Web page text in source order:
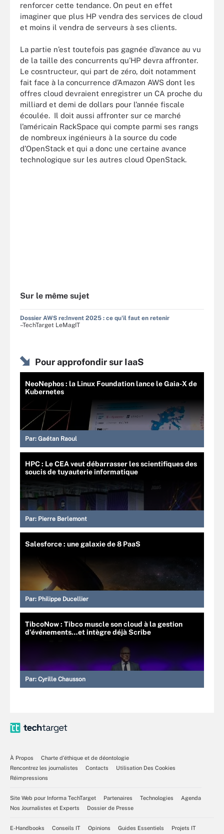
renforcer cette tendance. On peut en effet
imaginer que plus HP vendra des services de cloud
et moins il vendra de serveurs à ses clients.
La partie n’est toutefois pas gagnée d’avance au vu
de la taille des concurrents qu’HP devra affronter.
Le cosntructeur, qui part de zéro, doit notamment
fait face à la concurrence d’Amazon AWS dont les
offres cloud devraient enregistrer un CA proche du
milliard et demi de dollars pour l’année fiscale
écoulée. Il doit aussi affronter sur ce marché
l’américain RackSpace qui compte parmi ses rangs
de nombreux ingénieurs à la source du code
d’OpenStack et qui a donc une certaine avance
technologique sur les autres cloud OpenStack.
Sur le même sujet
Dossier AWS re:Invent 2025 : ce qu'il faut en retenir
–TechTarget LeMagIT
Pour approfondir sur IaaS
NeoNephos : la Linux Foundation lance le Gaia-X de
Kubernetes
Par: Gaétan Raoul
HPC : Le CEA veut débarrasser les scientifiques des
soucis de tuyauterie informatique
Par: Pierre Berlemont
Salesforce : une galaxie de 8 PaaS
Par: Philippe Ducellier
TibcoNow : Tibco muscle son cloud à la gestion
d’événements…et intègre déjà Scribe
Par: Cyrille Chausson
À Propos
Charte d’éthique et de déontologie
Rencontrez les journalistes
Contacts
Utilisation Des Cookies
Réimpressions
Site Web pour Informa TechTarget Partenaires Technologies
Agenda
Nos Journalistes et Experts
Dossier de Presse
E-Handbooks Conseils IT Opinions Guides Essentiels Projets IT